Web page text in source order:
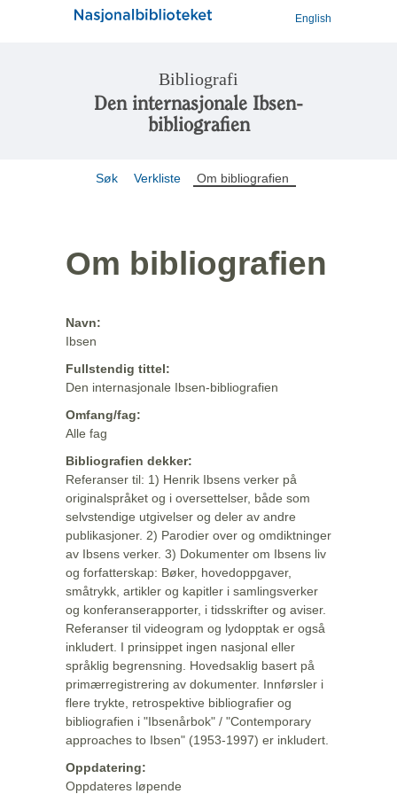
English
Bibliografi
Den internasjonale Ibsen-
bibliografien
Søk Verkliste Om bibliografien
Om bibliografien
Navn:
Ibsen
Fullstendig tittel:
Den internasjonale Ibsen-bibliografien
Omfang/fag:
Alle fag
Bibliografien dekker:
Referanser til: 1) Henrik Ibsens verker på
originalspråket og i oversettelser, både som
selvstendige utgivelser og deler av andre
publikasjoner. 2) Parodier over og omdiktninger
av Ibsens verker. 3) Dokumenter om Ibsens liv
og forfatterskap: Bøker, hovedoppgaver,
småtrykk, artikler og kapitler i samlingsverker
og konferanserapporter, i tidsskrifter og aviser.
Referanser til videogram og lydopptak er også
inkludert. I prinsippet ingen nasjonal eller
språklig begrensning. Hovedsaklig basert på
primærregistrering av dokumenter. Innførsler i
flere trykte, retrospektive bibliografier og
bibliografien i "Ibsenårbok" / "Contemporary
approaches to Ibsen" (1953-1997) er inkludert.
Oppdatering:
Oppdateres løpende